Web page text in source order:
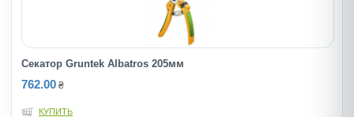
Секатор Gruntek Albatros 205мм
762.00 ₴
КУПИТЬ